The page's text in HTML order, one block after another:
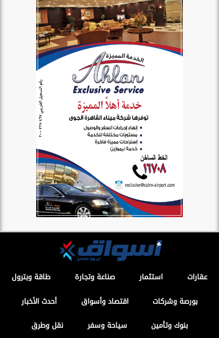
عقارات استثمار صناعة وتجارة
طاقة وبترول
بورصة وشركات
اقتصاد وأسواق
أحدث الأخبار
بنوك وتأمين
سياحة وسفر نقل وطرق